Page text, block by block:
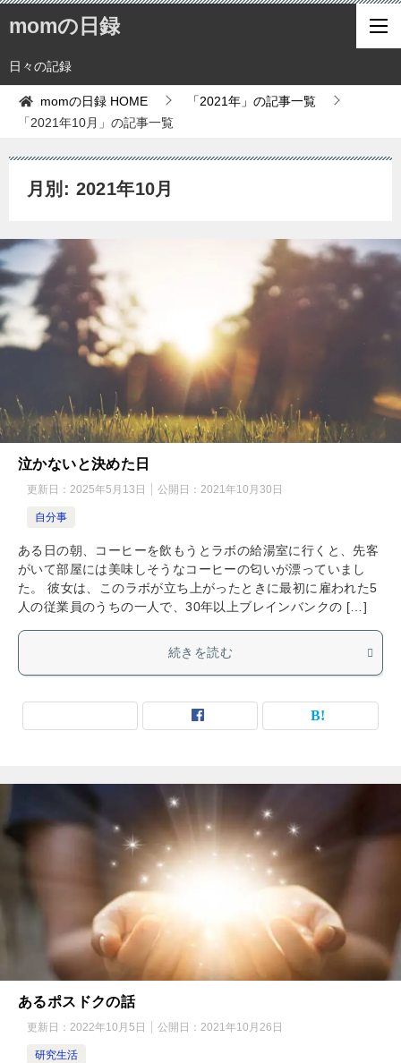
momの日録
日々の記録
momの日録 HOME
「2021年」の記事一覧
「2021年10月」の記事一覧
月別: 2021年10月
泣かないと決めた日
更新日： 2025年5月13日 公開日： 2021年10月30日
自分事
ある日の朝、コーヒーを飲もうとラボの給湯室に行くと、先客
がいて部屋には美味しそうなコーヒーの匂いが漂っていまし
た。 彼女は、このラボが立ち上がったときに最初に雇われた5
人の従業員のうちの一人で、30年以上ブレインバンクの […]
続きを読む
あるポスドクの話
更新日： 2022年10月5日 公開日： 2021年10月26日
研究生活